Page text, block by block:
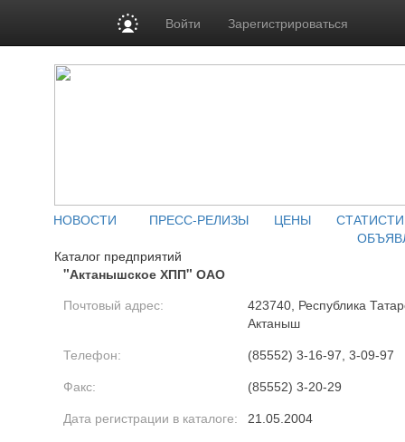
Войти Зарегистрироваться
НОВОСТИ ПРЕСС-РЕЛИЗЫ ЦЕНЫ
Каталог предприятий
"Актанышское ХПП" ОАО
Почтовый адрес:
423740, Республика
Актаныш
Телефон: (85552) 3-16-97, 3-09-97
Факс: (85552) 3-20-29
Дата регистрации в каталоге: 21.05.2004